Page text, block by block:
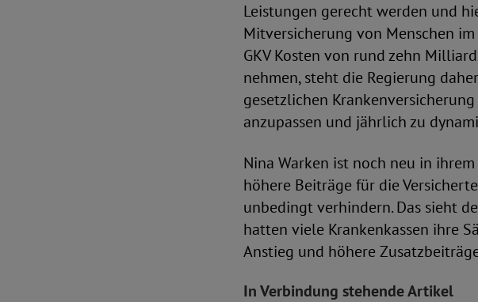
Leistungen gerecht werden und
Mitversicherung von Menschen
GKV Kosten von rund zehn
nehmen, steht die Regierung
gesetzlichen
anzupassen und jährlich zu
Nina Warken ist noch neu in
höhere Beiträge für die
unbedingt verhindern. Das sieht
hatten viele Krankenkassen ihre
Anstieg und höhere
In Verbindung stehende Artikel